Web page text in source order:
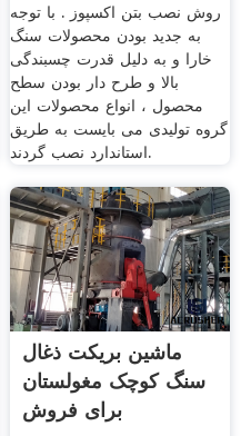
روش نصب بتن اکسپوز . با توجه
به جدید بودن محصولات سنگ
خارا و به دلیل قدرت چسبندگی
بالا و طرح دار بودن سطح
محصول ، انواع محصولات این
گروه تولیدی می بایست به طریق
استاندارد نصب گردند.
ماشین بریکت ذغال
سنگ کوچک مغولستان
برای فروش